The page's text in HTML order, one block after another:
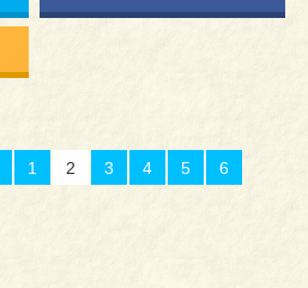
1 2 3 4 5 6